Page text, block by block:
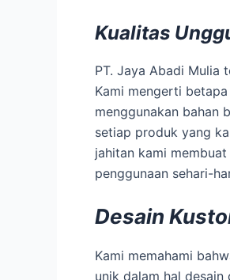
Kualitas
PT. Jaya Abadi Mulia
Kami mengerti
menggunakan bahan
setiap produk yang
jahitan kami
penggunaan sehari-
Desain
Kami memahami
unik dalam hal desain